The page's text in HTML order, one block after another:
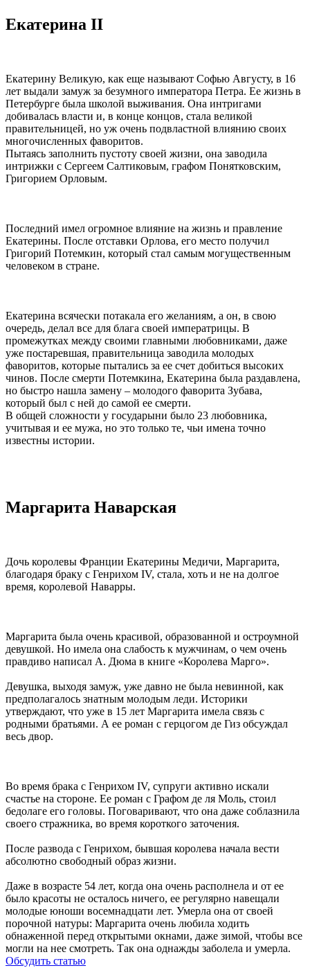
Екатерина II
Екатерину Великую, как еще называют Софью Августу, в 16
лет выдали замуж за безумного императора Петра. Ее жизнь в
Петербурге была школой выживания. Она интригами
добивалась власти и, в конце концов, стала великой
правительницей, но уж очень подвластной влиянию своих
многочисленных фаворитов.
Пытаясь заполнить пустоту своей жизни, она заводила
интрижки с Сергеем Салтиковым, графом Понятковским,
Григорием Орловым.
Последний имел огромное влияние на жизнь и правление
Екатерины. После отставки Орлова, его место получил
Григорий Потемкин, который стал самым могущественным
человеком в стране.
Екатерина всячески потакала его желаниям, а он, в свою
очередь, делал все для блага своей императрицы. В
промежутках между своими главными любовниками, даже
уже постаревшая, правительница заводила молодых
фаворитов, которые пытались за ее счет добиться высоких
чинов. После смерти Потемкина, Екатерина была раздавлена,
но быстро нашла замену – молодого фаворита Зубава,
который был с ней до самой ее смерти.
В общей сложности у государыни было 23 любовника,
учитывая и ее мужа, но это только те, чьи имена точно
известны истории.
Маргарита Наварская
Дочь королевы Франции Екатерины Медичи, Маргарита,
благодаря браку с Генрихом IV, стала, хоть и не на долгое
время, королевой Наварры.
Маргарита была очень красивой, образованной и остроумной
девушкой. Но имела она слабость к мужчинам, о чем очень
правдиво написал А. Дюма в книге «Королева Марго».
Девушка, выходя замуж, уже давно не была невинной, как
предполагалось знатным молодым леди. Историки
утверждают, что уже в 15 лет Маргарита имела связь с
родными братьями. А ее роман с герцогом де Гиз обсуждал
весь двор.
Во время брака с Генрихом IV, супруги активно искали
счастье на стороне. Ее роман с Графом де ля Моль, стоил
бедолаге его головы. Поговаривают, что она даже соблазнила
своего стражника, во время короткого заточения.
После развода с Генрихом, бывшая королева начала вести
абсолютно свободный образ жизни.
Даже в возрасте 54 лет, когда она очень располнела и от ее
было красоты не осталось ничего, ее регулярно навещали
молодые юноши восемнадцати лет. Умерла она от своей
порочной натуры: Маргарита очень любила ходить
обнаженной перед открытыми окнами, даже зимой, чтобы все
могли на нее смотреть. Так она однажды заболела и умерла.
Обсудить статью